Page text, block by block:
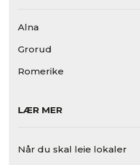
Alna
Grorud
Romerike
LÆR MER
Når du skal leie lokaler